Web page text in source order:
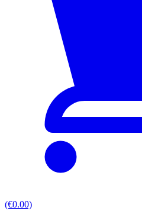
(€0.00)